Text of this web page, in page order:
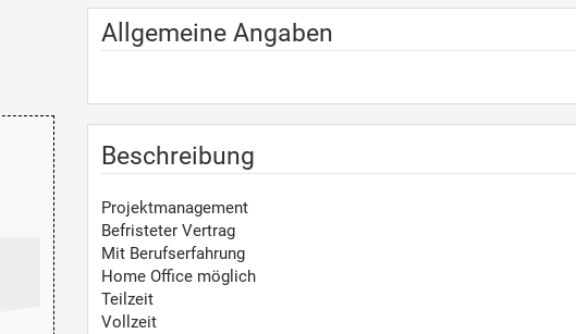
Allgemeine Angaben
Beschreibung
Projektmanagement
Befristeter Vertrag
Mit Berufserfahrung
Home Office möglich
Teilzeit
Vollzeit